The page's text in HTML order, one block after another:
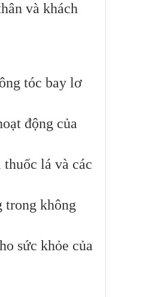
và khách
tóc bay lơ
động của
lá và các
trong không
sức khỏe của